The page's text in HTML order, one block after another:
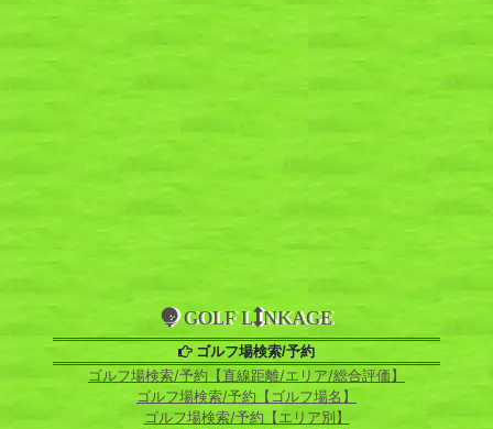
GOLF L NKAGE
ゴルフ場検索/予約
ゴルフ場検索/予約【直線距離/エリア/総合評価】
ゴルフ場検索/予約【ゴルフ場名】
ゴルフ場検索/予約【エリア別】